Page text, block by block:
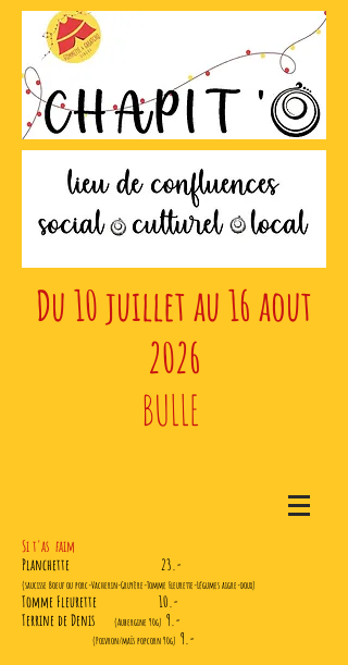
Du 10 juillet au 16 aout
2026
BULLE
Si t'as faim
Planchette 23.-
(saucisse Boeuf ou porc-Vacherin-Gruyère-Tomme Fleurette-Légumes aigre-doux)
Tomme Fleurette 10.-
Terrine de Denis
(Aubergine 90g) 9.-
(Poivron/maïs popcorn 90g) 9.-